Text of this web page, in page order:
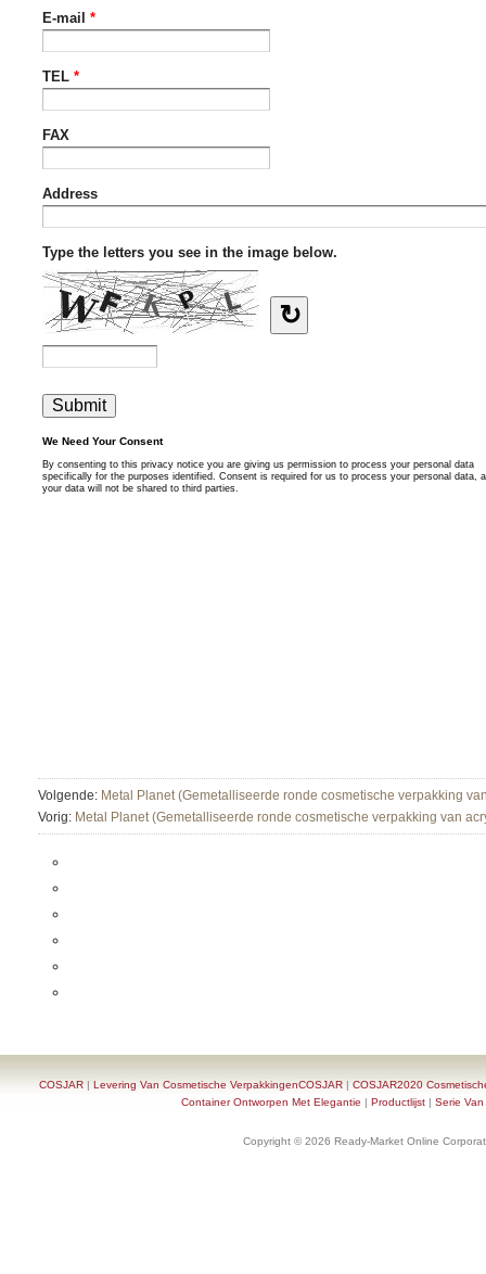
Volgende: Metal Planet (Gemetalliseerde ronde cosmetische verpakking
Vorig: Metal Planet (Gemetalliseerde ronde cosmetische verpakking van
COSJAR | Levering Van Cosmetische VerpakkingenCOSJAR | COSJAR2020
Container Ontworpen Met Elegantie | Productlijst | Serie
Copyright © 2026 Ready-Market Online